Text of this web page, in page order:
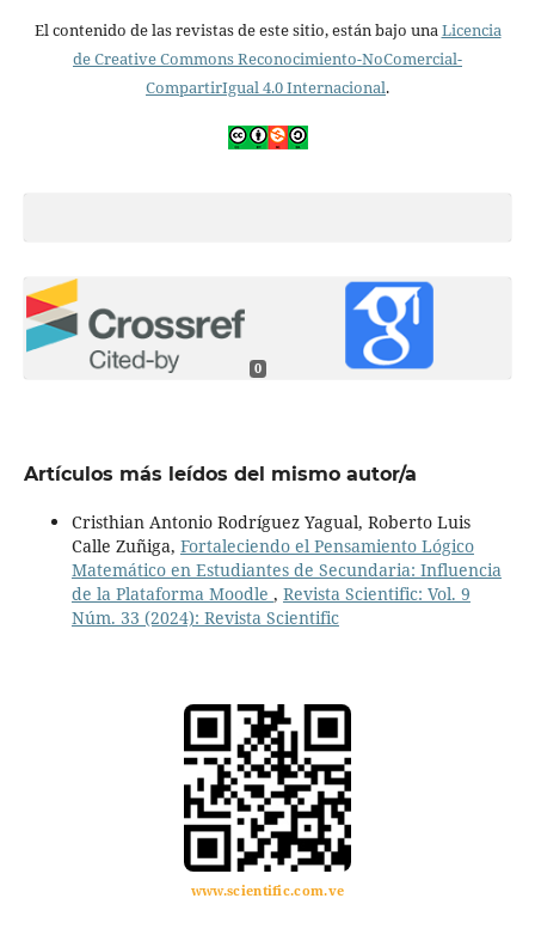
El contenido de las revistas de este sitio, están bajo unaLicencia
de Creative Commons Reconocimiento-NoComercial-
CompartirIgual 4.0 Internacional.
0
Artículos más leídos del mismo autor/a
Cristhian Antonio Rodríguez Yagual, Roberto Luis
Calle Zuñiga, Fortaleciendo el Pensamiento Lógico
Matemático en Estudiantes de Secundaria: Influencia
de la Plataforma Moodle , Revista Scientific: Vol. 9
Núm. 33 (2024): Revista Scientific
www.scientific.com.ve